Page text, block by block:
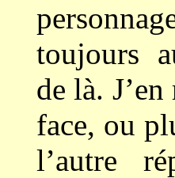
toujours
de là.
face, ou
l’autre